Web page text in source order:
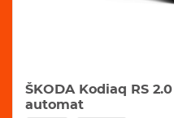
ŠKODA Kodiaq RS
automat